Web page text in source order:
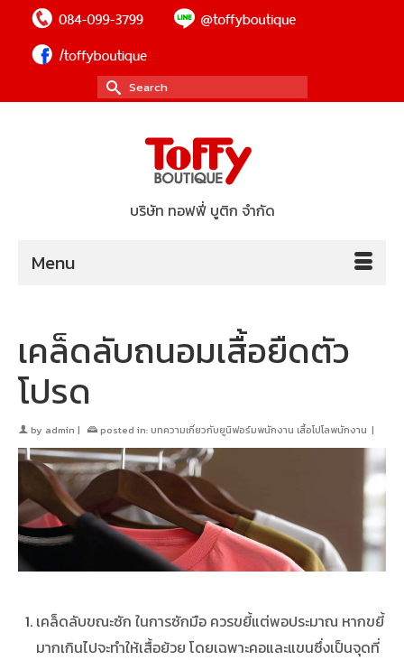
Search
for:
บริษัท ทอฟฟี่ บูติก จำกัด
Menu
เคล็ดลับถนอมเสื้อยืดตัว
โปรด
by admin | posted in:บทความเกี่ยวกับยูนิฟอร์มพนักงาน เสื้อโปโลพนักงาน |
เคล็ดลับขณะซัก ในการซักมือ ควรขยี้แต่พอประมาณ หากขยี้
มากเกินไปจะทำให้เสื้อย้วย โดยเฉพาะคอและแขนซึ่งเป็นจุดที่